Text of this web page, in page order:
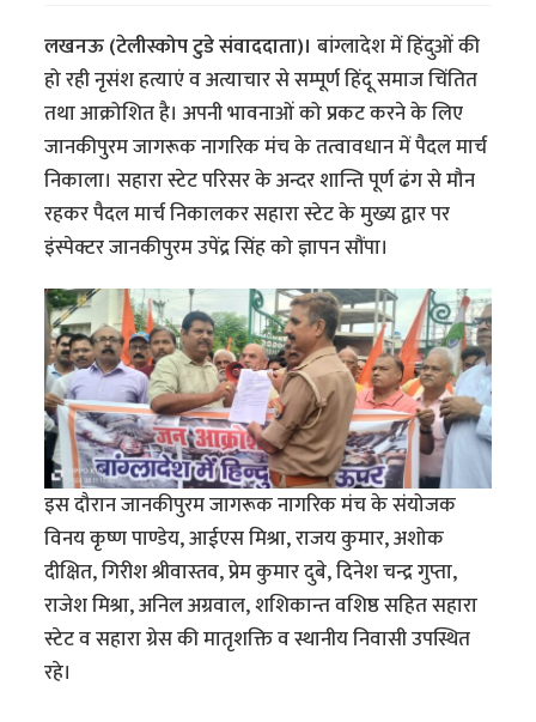
लखनऊ (टेलीस्कोप टुडे संवाददाता)।बांग्लादेश में हिंदुओं की
हो रही नृसंश हत्याएं व अत्याचार से सम्पूर्ण हिंदू समाज चिंतित
तथा आक्रोशित है। अपनी भावनाओं को प्रकट करने के लिए
जानकीपुरम जागरूक नागरिक मंच के तत्वावधान में पैदल मार्च
निकाला। सहारा स्टेट परिसर के अन्दर शान्ति पूर्ण ढंग से मौन
रहकर पैदल मार्च निकालकर सहारा स्टेट के मुख्य द्वार पर
इंस्पेक्टर जानकीपुरम उपेंद्र सिंह को ज्ञापन सौंपा।
इस दौरान जानकीपुरम जागरूक नागरिक मंच के संयोजक
विनय कृष्ण पाण्डेय, आईएस मिश्रा, राजय कुमार, अशोक
दीक्षित, गिरीश श्रीवास्तव, प्रेम कुमार दुबे, दिनेश चन्द्र गुप्ता,
राजेश मिश्रा, अनिल अग्रवाल, शशिकान्त वशिष्ठ सहित सहारा
स्टेट व सहारा ग्रेस की मातृशक्ति व स्थानीय निवासी उपस्थित
रहे।